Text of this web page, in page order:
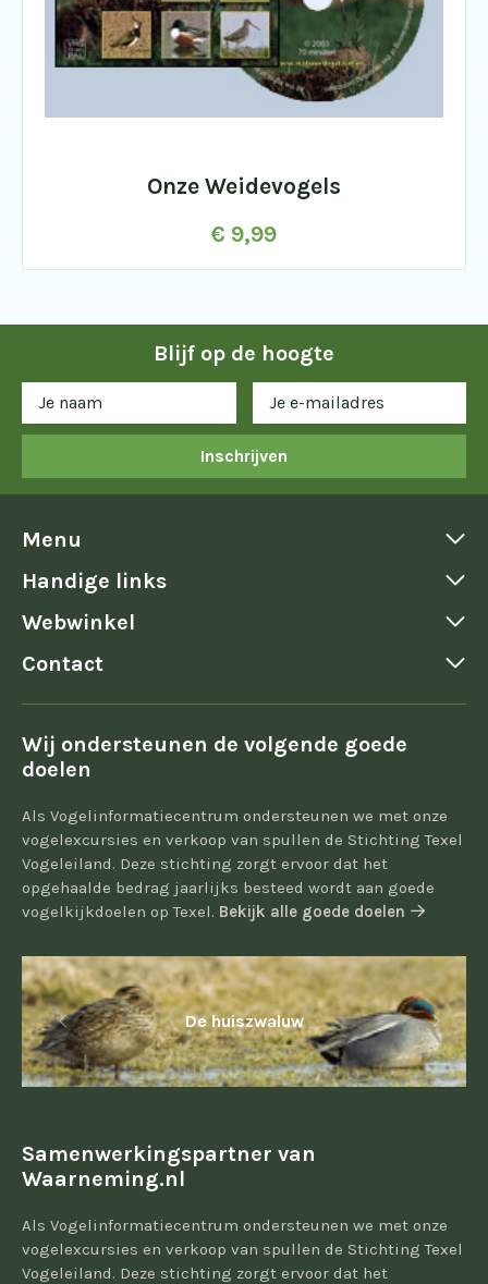
Onze Weidevogels
€ 9,99
Blijf op de hoogte
Inschrijven
Menu
Handige links
Webwinkel
Contact
Wij ondersteunen de volgende goede
doelen
Als Vogelinformatiecentrum ondersteunen we met onze
vogelexcursies en verkoop van spullen de Stichting Texel
Vogeleiland. Deze stichting zorgt ervoor dat het
opgehaalde bedrag jaarlijks besteed wordt aan goede
vogelkijkdoelen op Texel. Bekijk alle goede doelen
De huiszwaluw
Samenwerkingspartner van
Waarneming.nl
Als Vogelinformatiecentrum ondersteunen we met onze
vogelexcursies en verkoop van spullen de Stichting Texel
Vogeleiland. Deze stichting zorgt ervoor dat het